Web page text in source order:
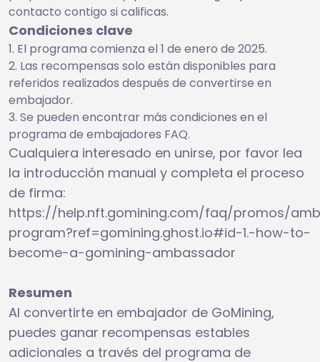
contacto contigo si calificas.
Condiciones clave
El programa comienza el 1 de enero de 2025.
Las recompensas solo están disponibles para
referidos realizados después de convertirse en
embajador.
Se pueden encontrar más condiciones en el
programa de embajadores FAQ.
Cualquiera interesado en unirse, por favor lea
la introducción manual y completa el proceso
de firma:
https://help.nft.gomining.com/faq/promos/
program?ref=gomining.ghost.io#id-1.-how-to-
become-a-gomining-ambassador
Resumen
Al convertirte en embajador de GoMining,
puedes ganar recompensas estables
adicionales a través del programa de